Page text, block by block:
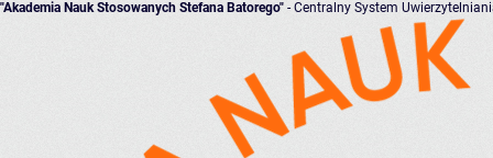
"Akademia Nauk Stosowanych Stefana Batorego" - Centralny System